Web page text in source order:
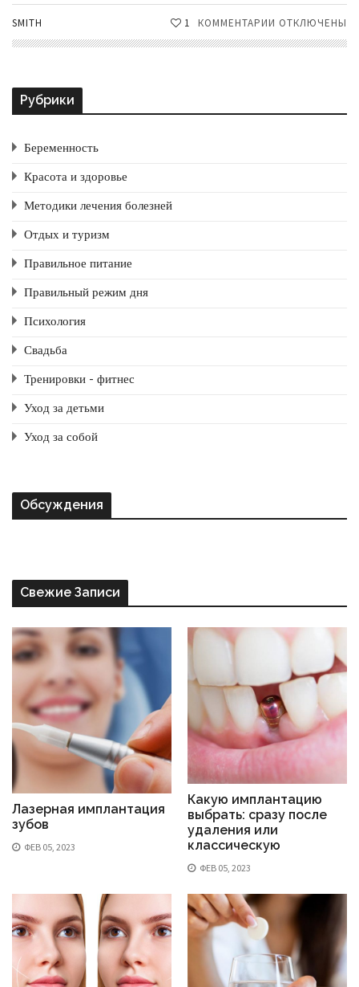
SMITH КОММЕНТАРИИ К
ЗАПИСИ
ОТКЛЮЧЕНЫ
1
Рубрики
Беременность
Красота и здоровье
Методики лечения болезней
Отдых и туризм
Правильное питание
Правильный режим дня
Психология
Свадьба
Тренировки - фитнес
Уход за детьми
Уход за собой
Обсуждения
Свежие Записи
Лазерная имплантация
зубов
ФЕВ 05, 2023
Какую имплантацию
выбрать: сразу после
удаления или
классическую
ФЕВ 05, 2023